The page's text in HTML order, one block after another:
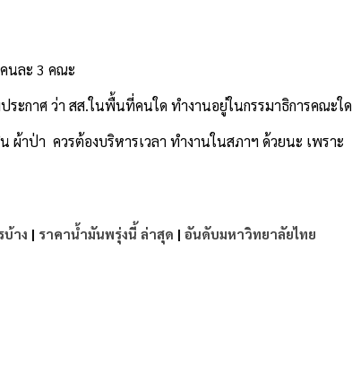
นละ 3 คณะ
กาศ ว่า สส.ในพื้นที่คนใด ทำงานอยู่ในกรรมาธิการคณะใด
าป่า ควรต้องบริหารเวลา ทำงานในสภาฯ ด้วยนะ เพราะ
บ้าง | ราคาน้ำมันพรุ่งนี้ ล่าสุด | อันดับมหาวิทยาลัยไทย